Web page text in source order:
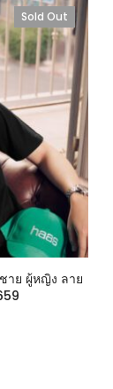
Sold Out
าย ผู้หญิง ลาย